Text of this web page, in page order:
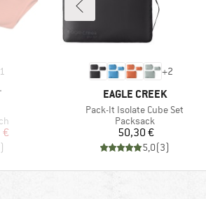
1
Preis
€
)
+2
MARKE
EAGLE CREEK
Artikel
Pack-It Isolate Cube Set
Produktgruppe
Packsack
Preis
50,30 €
5,0(3)